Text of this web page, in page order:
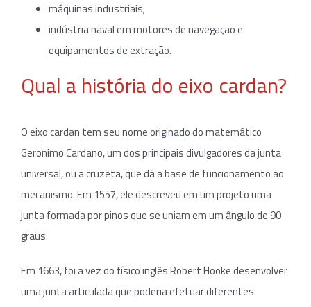
máquinas industriais;
indústria naval em motores de navegação e
equipamentos de extração.
Qual a história do eixo cardan?
O eixo cardan tem seu nome originado do matemático
Geronimo Cardano, um dos principais divulgadores da junta
universal, ou a cruzeta, que dá a base de funcionamento ao
mecanismo. Em 1557, ele descreveu em um projeto uma
junta formada por pinos que se uniam em um ângulo de 90
graus.
Em 1663, foi a vez do físico inglês Robert Hooke desenvolver
uma junta articulada que poderia efetuar diferentes